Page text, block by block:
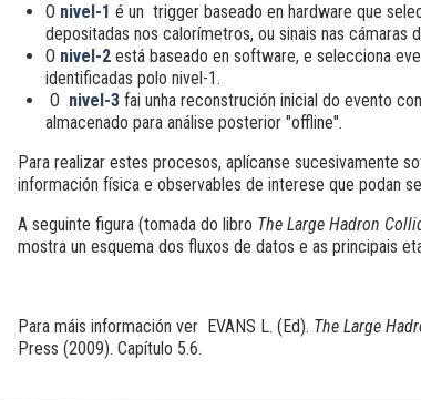
O nivel-1 é un trigger baseado en hardware que
depositadas nos calorímetros, ou sinais nas cámaras
O nivel-2 está baseado en software, e selecciona
identificadas polo nivel-1.
O nivel-3 fai unha reconstrución inicial do evento
almacenado para análise posterior "offline".
Para realizar estes procesos, aplícanse sucesivamente
información física e observables de interese que podan
A seguinte figura (tomada do libro The Large Hadron
mostra un esquema dos fluxos de datos e as principais
Para máis información ver EVANS L. (Ed). The Large
Press (2009). Capítulo 5.6.